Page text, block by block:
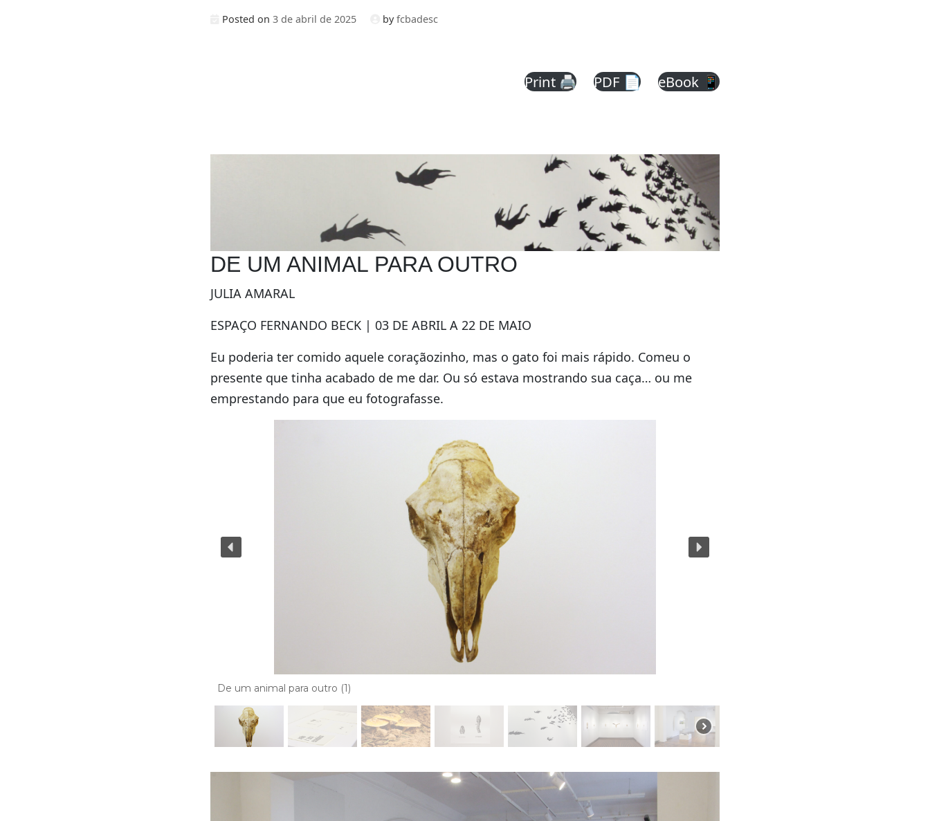
Posted on 3 de abril de 2025 byfcbadesc
Print 🖨 PDF 📄 eBook 📱
DE UM ANIMAL PARA OUTRO
JULIA AMARAL
ESPAÇO FERNANDO BECK | 03 DE ABRIL A 22 DE MAIO
Eu poderia ter comido aquele coraçãozinho, mas o gato foi mais rápido. Comeu o
presente que tinha acabado de me dar. Ou só estava mostrando sua caça… ou me
emprestando para que eu fotografasse.
De um animal para outro (1)